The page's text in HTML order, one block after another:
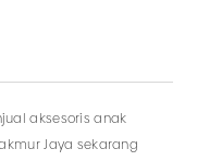
aksesoris anak
Jaya sekarang